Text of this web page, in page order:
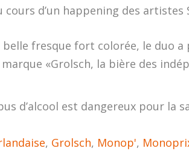
d’un happening des artistes
fresque fort colorée, le duo a
«Grolsch, la bière des
d’alcool est dangereux pour la
, Grolsch, Monop',